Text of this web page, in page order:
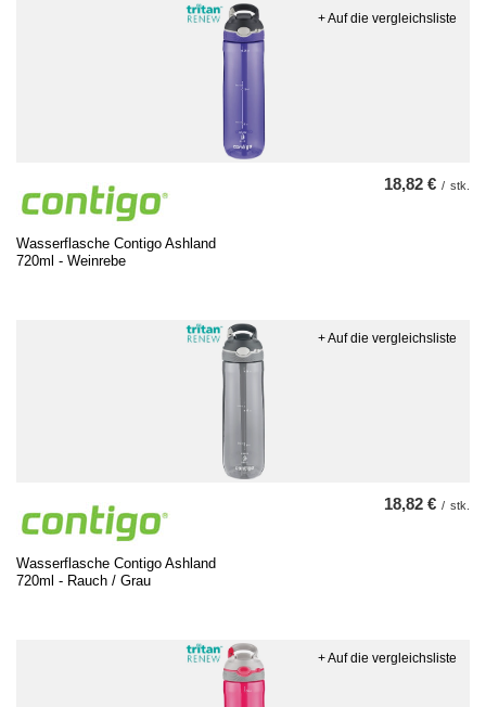
Wasserflasche Contigo Ashland
720ml - Weinrebe
18,82 € / stk.
+ Auf die vergleichsliste
Wasserflasche Contigo Ashland
720ml - Rauch / Grau
18,82 € / stk.
+ Auf die vergleichsliste
+ Auf die vergleichsliste